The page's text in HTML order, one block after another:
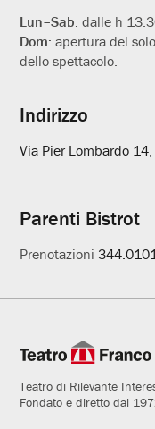
Lun–Sab:dalle h
Dom:apertura del
dello spettacolo.
Indirizzo
Via Pier Lombardo 14
Parenti Bistrot
Prenotazioni
Teatro di Rilevante
Fondato e diretto dal